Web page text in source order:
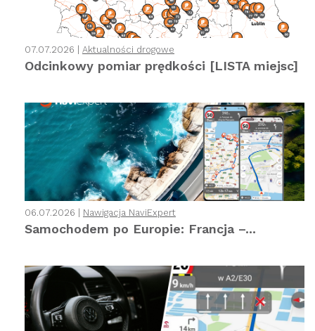
07.07.2026 | Aktualności drogowe
Odcinkowy pomiar prędkości [LISTA miejsc]
06.07.2026 | Nawigacja NaviExpert
Samochodem po Europie: Francja –...